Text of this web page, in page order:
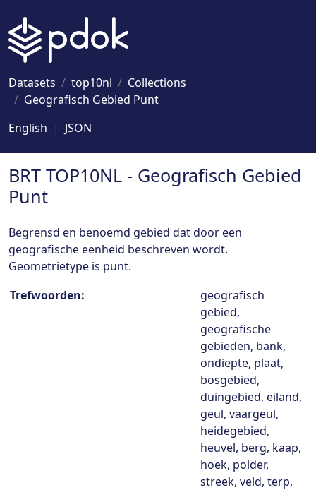
Datasets top10nl
Collections
Geografisch Gebied Punt
English
JSON
BRT TOP10NL - Geografisch Gebied
Punt
Begrensd en benoemd gebied dat door een
geografische eenheid beschreven wordt.
Geometrietype is punt.
Collection details
Trefwoorden:
geografisch
gebied,
geografische
gebieden, bank,
ondiepte, plaat,
bosgebied,
duingebied, eiland,
geul, vaargeul,
heidegebied,
heuvel, berg, kaap,
hoek, polder,
streek, veld, terp,